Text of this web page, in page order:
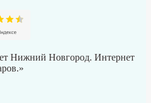
Нижний Новгород. Интернет